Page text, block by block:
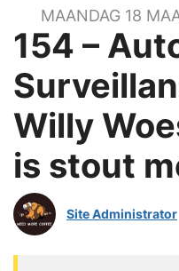
MAANDAG 18
154 –
Willy
is stout
Site Administrator